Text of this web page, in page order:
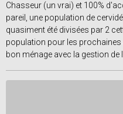
Chasseur (un vrai) et 100%
pareil, une population de
quasiment été divisées par 2
population pour les
bon ménage avec la gestion de